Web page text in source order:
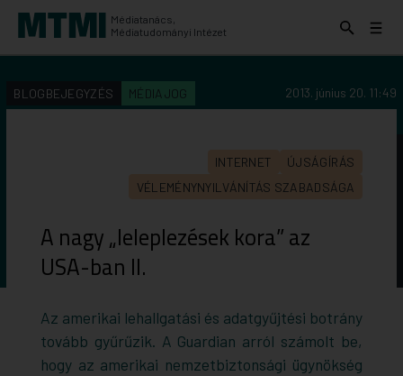
Médiatanács,
Médiatudományi Intézet
KERESÉS AZ INTÉZET ANYAGAI KÖZÖTT
indítása
Keresés
Menü
BLOGBEJEGYZÉS MÉDIAJOG 2013. június 20. 11:49
INTERNET
ÚJSÁGÍRÁS
VÉLEMÉNYNYILVÁNÍTÁS SZABADSÁGA
A nagy „leleplezések kora” az
USA-ban II.
Az amerikai lehallgatási és adatgyűjtési botrány
tovább gyűrűzik. A Guardian arról számolt be,
hogy az amerikai nemzetbiztonsági ügynökség